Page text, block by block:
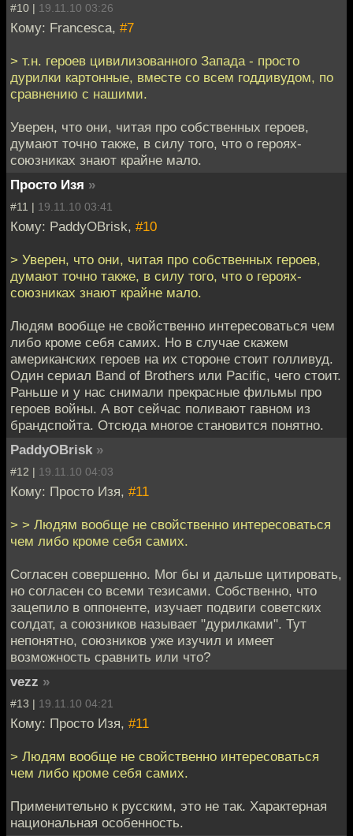
#10 | 19.11.10 03:26
Кому: Francesca, #7
> т.н. героев цивилизованного Запада - просто
дурилки картонные, вместе со всем годдивудом, по
сравнению с нашими.
Уверен, что они, читая про собственных героев,
думают точно также, в силу того, что о героях-
союзниках знают крайне мало.
Просто Изя »
#11 | 19.11.10 03:41
Кому: PaddyOBrisk, #10
> Уверен, что они, читая про собственных героев,
думают точно также, в силу того, что о героях-
союзниках знают крайне мало.
Людям вообще не свойственно интересоваться чем
либо кроме себя самих. Но в случае скажем
американских героев на их стороне стоит голливуд.
Один сериал Band of Brothers или Pacific, чего стоит.
Раньше и у нас снимали прекрасные фильмы про
героев войны. А вот сейчас поливают гавном из
брандспойта. Отсюда многое становится понятно.
PaddyOBrisk »
#12 | 19.11.10 04:03
Кому: Просто Изя, #11
> > Людям вообще не свойственно интересоваться
чем либо кроме себя самих.
Согласен совершенно. Мог бы и дальше цитировать,
но согласен со всеми тезисами. Собственно, что
зацепило в оппоненте, изучает подвиги советских
солдат, а союзников называет "дурилками". Тут
непонятно, союзников уже изучил и имеет
возможность сравнить или что?
vezz »
#13 | 19.11.10 04:21
Кому: Просто Изя, #11
> Людям вообще не свойственно интересоваться
чем либо кроме себя самих.
Применительно к русским, это не так. Характерная
национальная особенность.